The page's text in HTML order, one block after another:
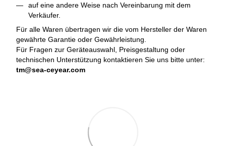
auf eine andere Weise nach Vereinbarung mit dem
Verkäufer.
Für alle Waren übertragen wir die vom Hersteller der Waren
gewährte Garantie oder Gewährleistung.
Für Fragen zur Geräteauswahl, Preisgestaltung oder
technischen Unterstützung kontaktieren Sie uns bitte unter:
tm@sea-ceyear.com